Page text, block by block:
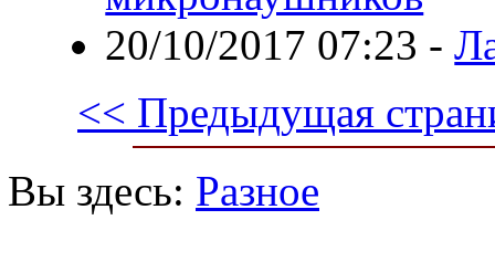
20/10/2017 07:23 -
<< Предыдущая
Вы здесь: Разное